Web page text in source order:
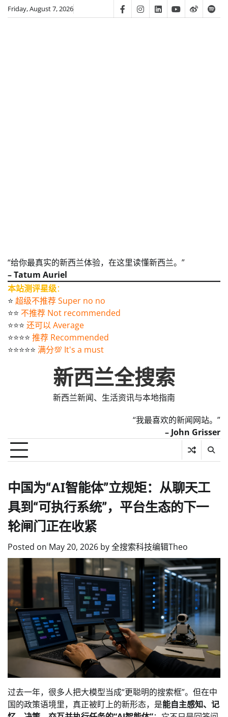
SkipFriday, August 7, 2026 FacebookInstagram
LinkedinYoutube
Weibo
“给你最真实的新西兰体验，在这里读懂新西兰。”
– Tatum Auriel
本站测评星级：
⭐️ 超级不推荐 Super no no
⭐️⭐️ 不推荐 Not recommended
⭐️⭐️⭐️ 还可以 Average
⭐️⭐️⭐️⭐️ 推荐 Recommended
⭐️⭐️⭐️⭐️⭐️ 满分💯 It's a must
新西兰全搜索
新西兰新闻、生活资讯与本地指南
“我最喜欢的新闻网站。”
– John Grisser
中国为“AI智能体”立规矩：从聊天工
具到“可执行系统”，平台生态的下一
轮闸门正在收紧
Posted on May 20, 2026 by全搜索科技编辑Theo
过去一年，很多人把大模型当成“更聪明的搜索框”。但在中
国的政策语境里，真正被盯上的新形态，是能自主感知、记